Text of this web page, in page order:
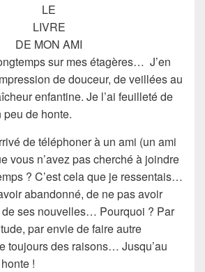
LE
LIVRE
DE MON AMI
sur mes étagères… J’en
dedouceur, de veillées au
enfantine. Je l’ai feuilleté de
de honte.
de téléphoner à un ami (un ami
vous n’avez pas cherché à joindre
? C’est cela que je ressentais…
abandonné, de ne pas avoir
ses nouvelles… Pourquoi ? Par
par envie de faire autre
toujours des raisons… Jusqu’au
!